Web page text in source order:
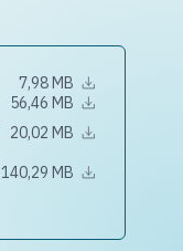
7,98 MB
56,46 MB
20,02 MB
140,29 MB